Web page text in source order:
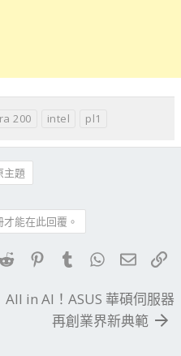
200 intel pl1
主題
能在此回覆。
Reddit PinterestTumblrWhatsApp
電子
All in AI！ASUS 華碩伺服器
再創業界新典範